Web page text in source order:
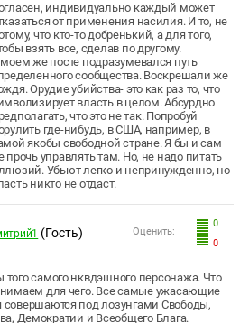
индивидуально каждый может
от применения насилия. И то, не
что кто-то добренький, а для того,
взять все, сделав по другому.
же посте подразумевался путь
сообщества. Воскрешали же
Орудие убийства- это как раз то, что
власть в целом. Абсурдно
что это не так. Попробуй
где-нибудь, в США, например, в
якобы свободной стране. Я бы и сам
прочь управлять там. Но, не надо питать
Убьют легко и непринужденно, но
никто не отдаст.
0
0
Оценить:
(Гость)
самого нквдэшного персонажа. Что
для чего. Все самые ужасающие
совершаются под лозунгами Свободы,
Демократии и Всеобщего Блага.